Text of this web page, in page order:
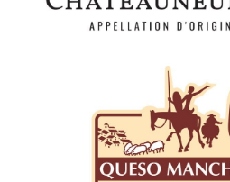
Fundación Consejo
Denominación de
Manchego